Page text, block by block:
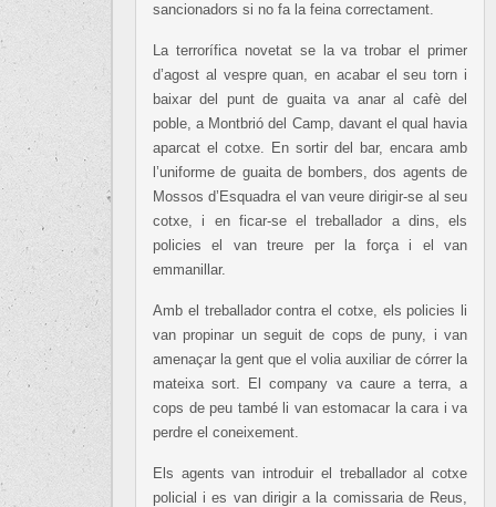
sancionadors si no fa la feina correctament.
La terrorífica novetat se la va trobar el primer
d’agost al vespre quan, en acabar el seu torn i
baixar del punt de guaita va anar al cafè del
poble, a Montbrió del Camp, davant el qual havia
aparcat el cotxe. En sortir del bar, encara amb
l’uniforme de guaita de bombers, dos agents de
Mossos d’Esquadra el van veure dirigir-se al seu
cotxe, i en ficar-se el treballador a dins, els
policies el van treure per la força i el van
emmanillar.
Amb el treballador contra el cotxe, els policies li
van propinar un seguit de cops de puny, i van
amenaçar la gent que el volia auxiliar de córrer la
mateixa sort. El company va caure a terra, a
cops de peu també li van estomacar la cara i va
perdre el coneixement.
Els agents van introduir el treballador al cotxe
policial i es van dirigir a la comissaria de Reus,